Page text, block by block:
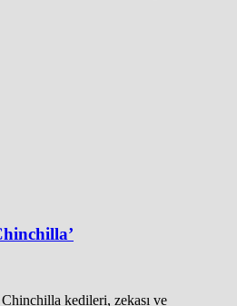
kedileri, zekası ve